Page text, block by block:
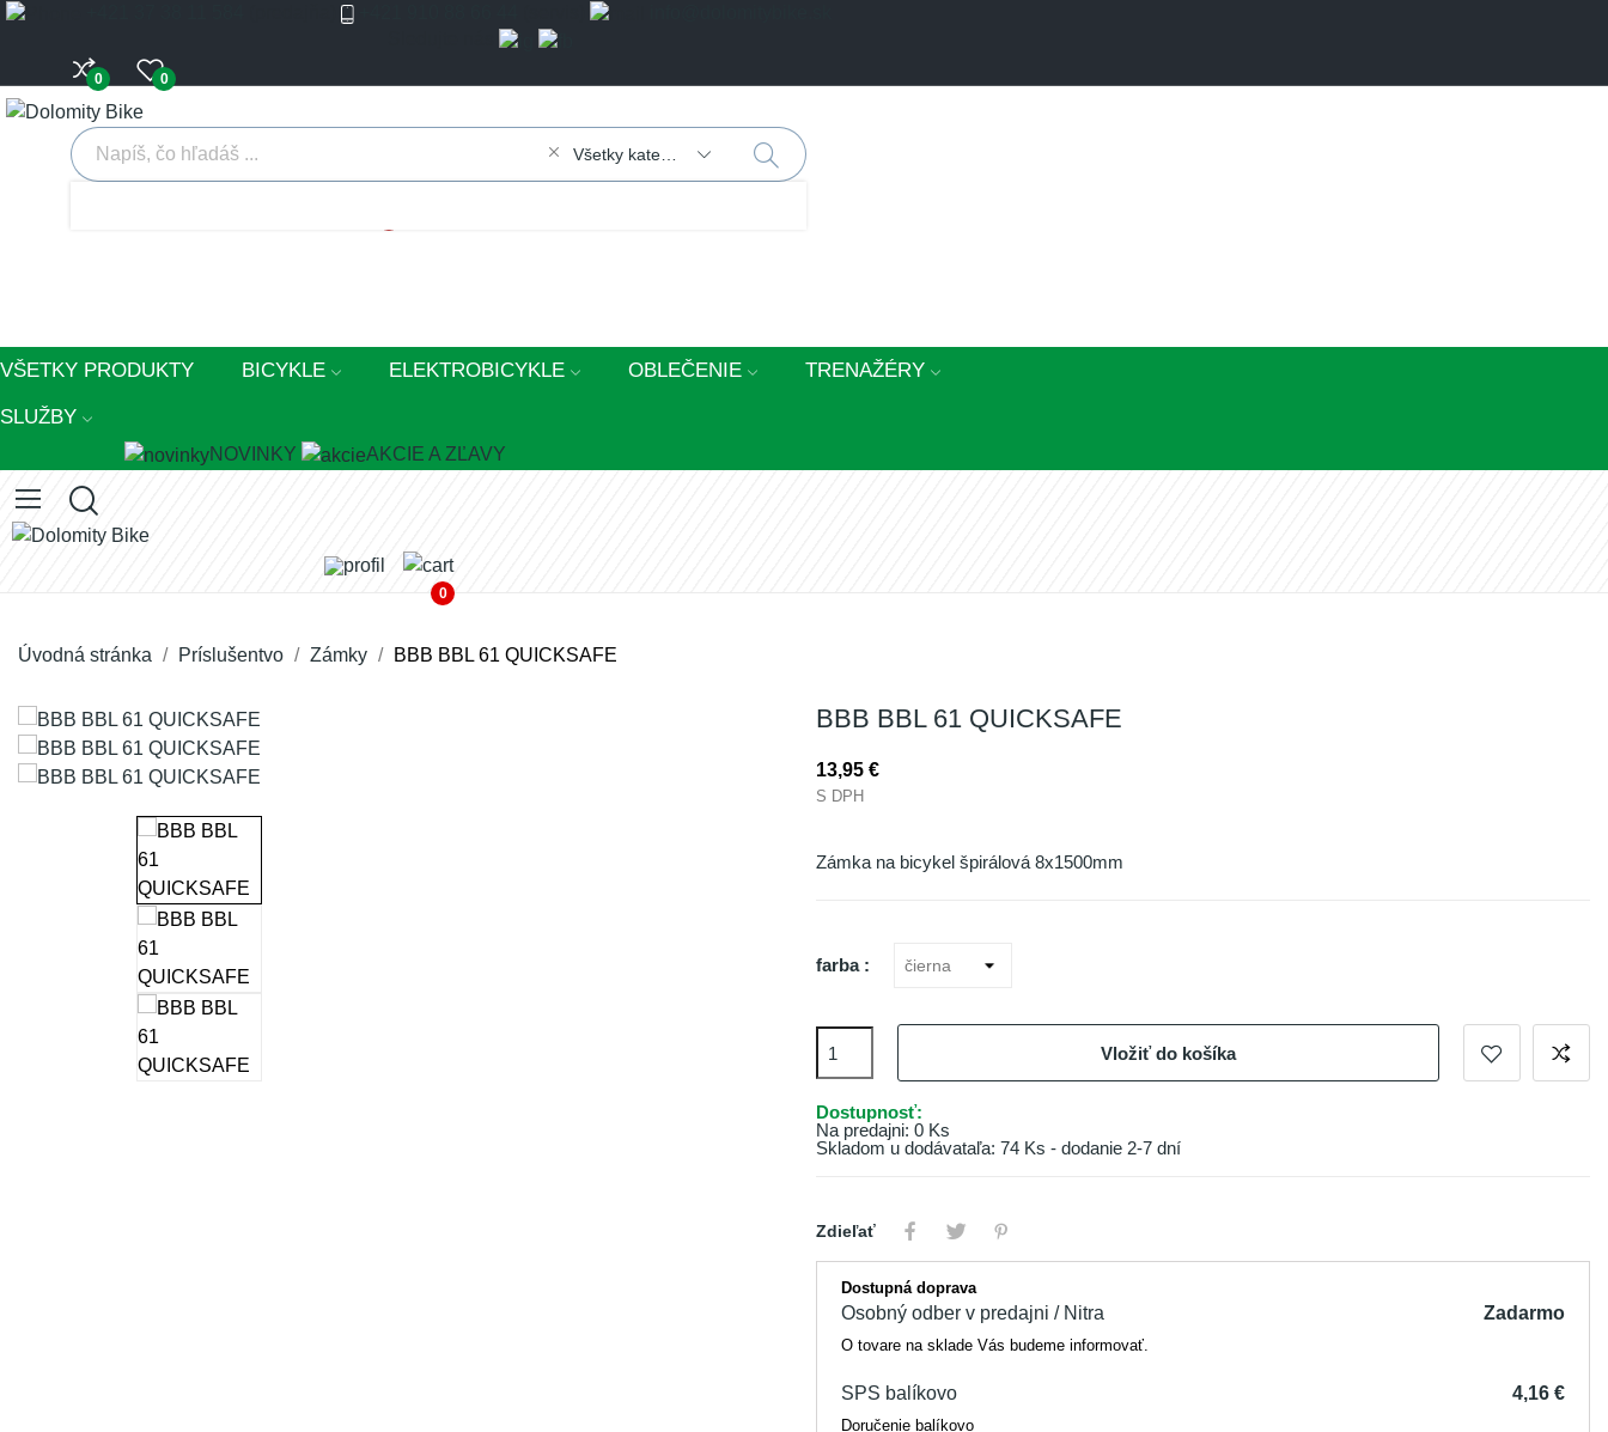
0 0
Všetky kategórie
VŠETKY PRODUKTY BICYKLE ELEKTROBICYKLE OBLEČENIE TRENAŽÉRY
SLUŽBY
NOVINKY AKCIE A ZĽAVY
0
Úvodná stránka Príslušentvo Zámky BBB BBL 61 QUICKSAFE
BBB BBL 61 QUICKSAFE
13,95 €
S DPH
Zámka na bicykel špirálová 8x1500mm
farba :
Vložiť do košíka
Dostupnosť:
Na predajni: 0 Ks
Skladom u dodávataľa: 74 Ks - dodanie 2-7 dní
Zdieľať
Dostupná doprava
Osobný odber v predajni / Nitra Zadarmo
O tovare na sklade Vás budeme informovať.
SPS balíkovo 4,16 €
Doručenie balíkovo